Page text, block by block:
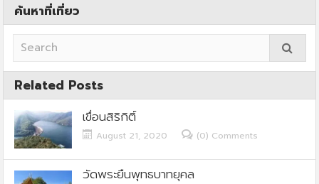
ค้นหาที่เที่ยว
Related Posts
เขื่อนสิริกิติ์
August 21, 2020 (0) Comments
วัดพระยืนพุทธบาทยุคล